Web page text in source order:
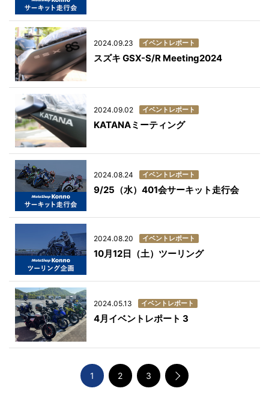
2024.09.23 イベントレポート
スズキ GSX-S/R Meeting2024
2024.09.02 イベントレポート
KATANAミーティング
2024.08.24 イベントレポート
9/25（水）401会サーキット走行会
2024.08.20 イベントレポート
10月12日（土）ツーリング
2024.05.13 イベントレポート
4月イベントレポート 3
1 2 3